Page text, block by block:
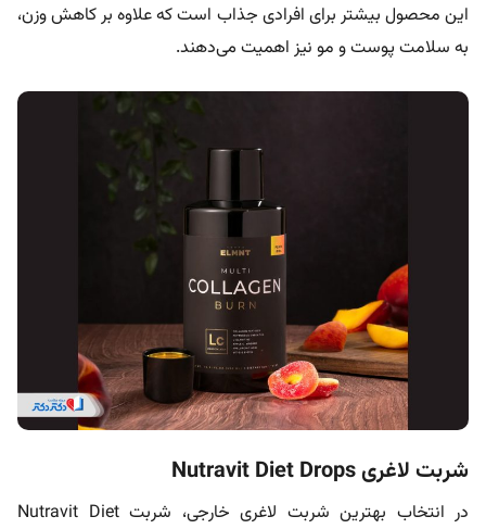
این محصول بیشتر برای افرادی جذاب است که علاوه بر کاهش وزن،
به سلامت پوست و مو نیز اهمیت می‌دهند.
شربت لاغری Nutravit Diet Drops
در انتخاب بهترین شربت لاغری خارجی، شربت Nutravit Diet